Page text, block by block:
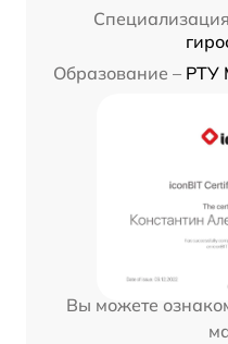
Образование – РТУ
Вы можете